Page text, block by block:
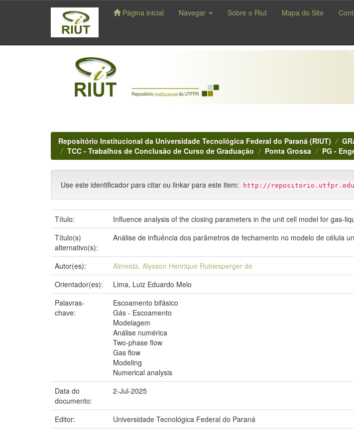
navigation
Página inicial Navegar Sobre o Riut Mapa do Site
Repositório Institucional da Universidade Tecnológica Federal do Paraná (RIUT)
TCC - Trabalhos de Conclusão de Curso de Graduação
Ponta Grossa PG -
Use este identificador para citar ou linkar para este item: http://
Título:
Influence analysis of the closing parameters in the unit cell model for gas-
Título(s)
alternativo(s):
Análise de influência dos parâmetros de fechamento no modelo de célula
Autor(es):
Almeida, Alysson Henrique Rublesperger de
Orientador(es):
Lima, Luiz Eduardo Melo
Palavras-
chave:
Escoamento bifásico
Gás - Escoamento
Modelagem
Análise numérica
Two-phase flow
Gas flow
Modeling
Numerical analysis
Data do
documento:
2-Jul-2025
Editor:
Universidade Tecnológica Federal do Paraná